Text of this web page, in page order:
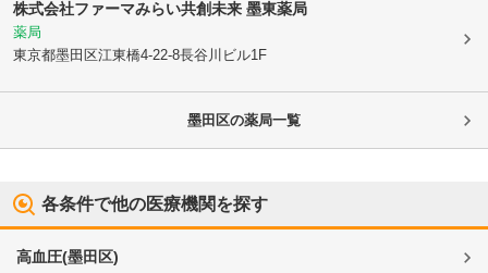
株式会社ファーマみらい共創未来 墨東薬局
薬局
東京都墨田区江東橋4-22-8長谷川ビル1F
墨田区の薬局一覧
各条件で他の医療機関を探す
高血圧(墨田区)